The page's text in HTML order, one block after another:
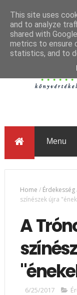
Home / Érdekesség
színészek újra
A
6/25/2017
This site uses
and to analyze
shared with
metrics to ensure
statistics, and to